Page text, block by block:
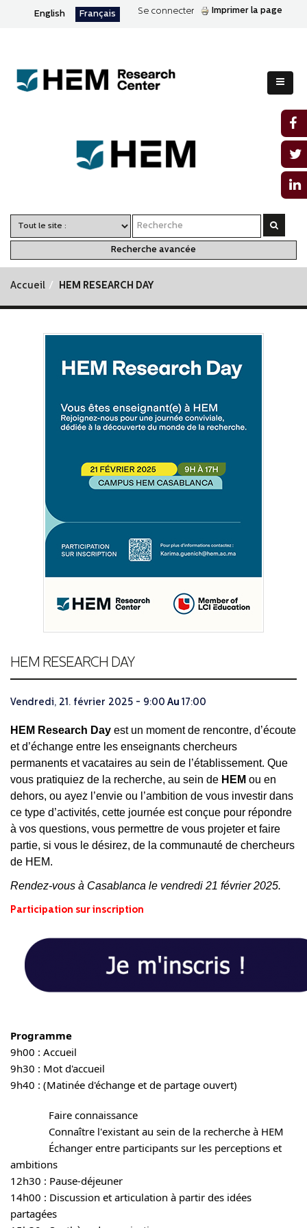
English Français Se connecter Imprimer la page
Recherche avancée
Accueil HEM RESEARCH DAY
HEM RESEARCH DAY
Vendredi, 21. février 2025 - 9:00 Au 17:00
HEM Research Day est un momentde rencontre, d’écoute
et d’échange entre les enseignants chercheurs
permanents et vacataires au sein de l’établissement. Que
vous pratiquiez de la recherche, au sein de HEM ou en
dehors, ou ayez l’envie ou l’ambition de vous investir dans
ce type d’activités, cette journée est conçue pour répondre
à vos questions, vous permettre de vous projeter et faire
partie, si vous le désirez, de la communauté de chercheurs
de HEM.
Rendez-vous à Casablanca le vendredi 21 février2025.
Participation sur inscription
Programme
9h00 : Accueil
9h30 : Mot d'accueil
9h40 : (Matinée d'échange et de partage ouvert)
Faire connaissance
Connaître l'existant au sein de la recherche à HEM
Échanger entre participants sur les perceptions et
ambitions
12h30 : Pause-déjeuner
14h00 : Discussion et articulation à partir des idées
partagées